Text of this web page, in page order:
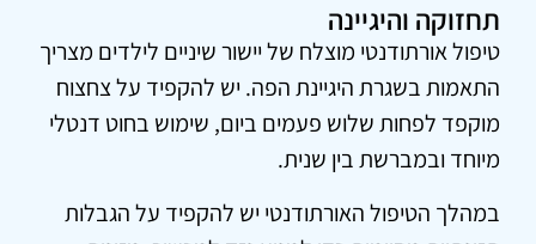
תחזוקה והיגיינה
טיפול אורתודנטי מוצלח של יישור שיניים לילדים מצריך
התאמות בשגרת היגיינת הפה. יש להקפיד על צחצוח
מוקפד לפחות שלוש פעמים ביום, שימוש בחוט דנטלי
מיוחד ובמברשת בין שנית.
במהלך הטיפול האורתודנטי יש להקפיד על הגבלות